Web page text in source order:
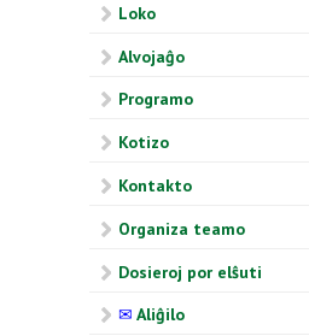
Loko
Alvojaĝo
Programo
Kotizo
Kontakto
Organiza teamo
Dosieroj por elŝuti
✉ Aliĝilo